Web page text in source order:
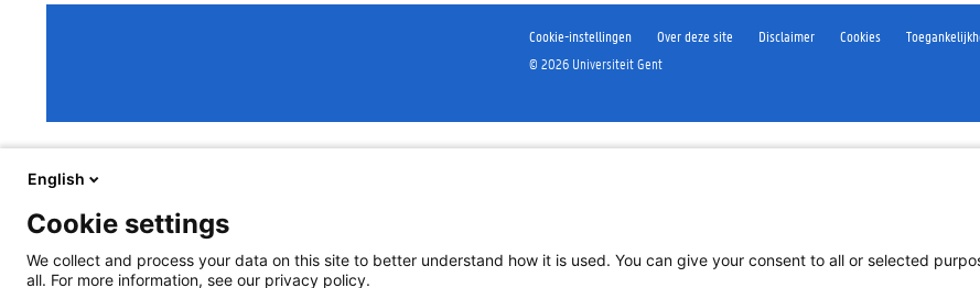
Cookie-instellingen Over deze site Disclaimer Cookies
©2026 Universiteit Gent
English
Cookie settings
We collect and process your data on this site to better understand how it is used. You can give your consent to all or selected
all. For more information, see our privacy policy.